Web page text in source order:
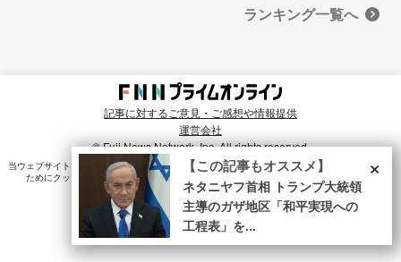
ランキング一覧へ
記事に対するご意見・ご感想や情報提供
運営会社
© Fuji News Network, Inc. All rights reserved.
当ウェブサイトでは、ユーザのニーズ・興味・関⼼に合致したコンテンツや広告配信を提供する
ためにクッキーを使⽤しています。詳細は、
プライバシーポリシー をご確認ください。×
【この記事もオススメ】
ネタニヤフ首相 トランプ大統領
主導のガザ地区「和平実現への
工程表」を...